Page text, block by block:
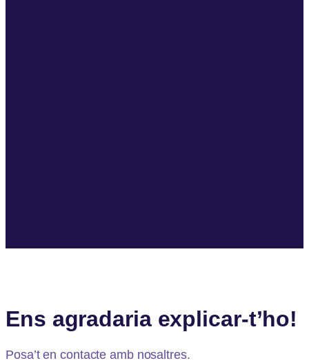
Ens agradaria explicar-t’ho!
Posa’t en contacte amb nosaltres.